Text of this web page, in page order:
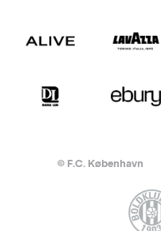
© F.C. København